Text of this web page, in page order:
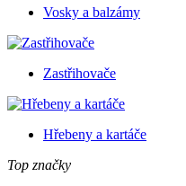
Vosky a balzámy
Zastřihovače
Hřebeny a kartáče
Top značky